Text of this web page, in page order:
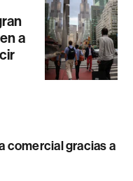
a
comercial gracias a